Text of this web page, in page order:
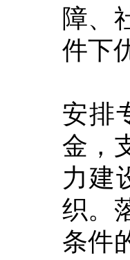
障、
件下
（
安排
金，
力建
织。
条件